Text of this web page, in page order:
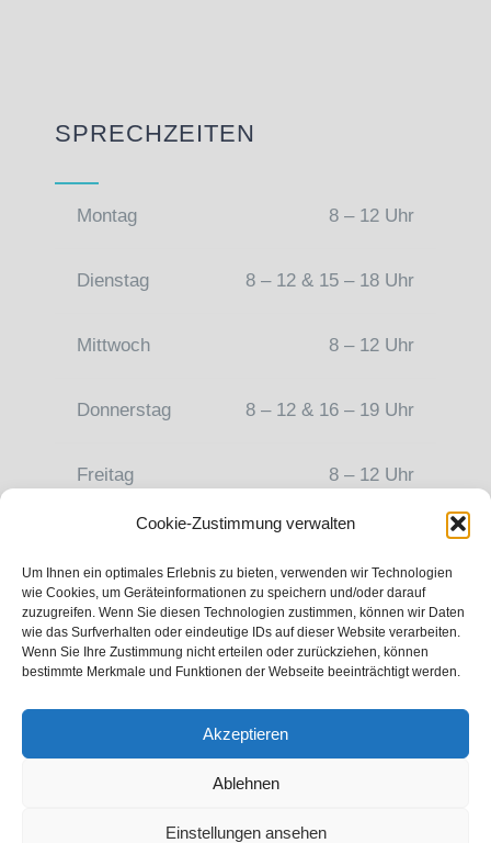
Cookie-Zustimmung verwalten
Um Ihnen ein optimales Erlebnis zu bieten, verwenden wir Technologien
wie Cookies, um Geräteinformationen zu speichern und/oder darauf
zuzugreifen. Wenn Sie diesen Technologien zustimmen, können wir Daten
wie das Surfverhalten oder eindeutige IDs auf dieser Website verarbeiten.
Wenn Sie Ihre Zustimmung nicht erteilen oder zurückziehen, können
bestimmte Merkmale und Funktionen der Webseite beeinträchtigt werden.
Akzeptieren
Ablehnen
Einstellungen ansehen
SPRECHZEITEN
Montag 8 – 12 Uhr
Dienstag 8 – 12 & 15 – 18 Uhr
Mittwoch 8 – 12 Uhr
Donnerstag 8 – 12 & 16 – 19 Uhr
Freitag 8 – 12 Uhr
Gesundheit ist etwas Persönliches!
Navigation